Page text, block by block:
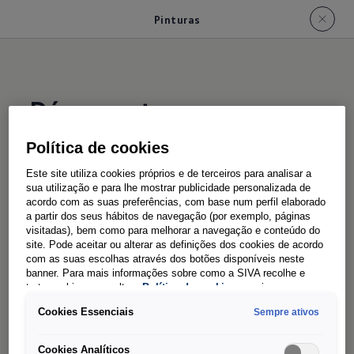
Pinturas
Dá cor ao terreno
O Amarok está disponível em oito cores: Branco
Puro em cor lisa, Azul Brilhante, Bege Brilhante,
Cinzento Escuro, Prateado Medium, Preto Meia-
Noite, Verde Reed e Vermelho Profundo em
cores metalizadas.
Mais detalhes e informações sobre a seleção de
cores e acabamentos de pintura para o Amarok
Política de cookies
Este site utiliza cookies próprios e de terceiros para analisar a
sua utilização e para lhe mostrar publicidade personalizada de
acordo com as suas preferências, com base num perfil elaborado
a partir dos seus hábitos de navegação (por exemplo, páginas
visitadas), bem como para melhorar a navegação e conteúdo do
site. Pode aceitar ou alterar as definições dos cookies de acordo
com as suas escolhas através dos botões disponíveis neste
banner. Para mais informações sobre como a SIVA recolhe e
trata cookies, consulte aPolítica de cookies em vigor.
Cookies Essenciais Sempre ativos
Cookies Analíticos